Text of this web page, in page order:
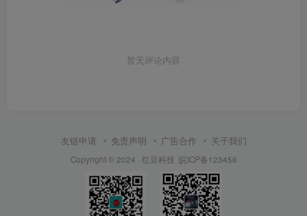
暂无评论内容
友链申请 免责声明 广告合作 关于我们
Copyright © 2024 · 红豆科技 皖ICP备123456